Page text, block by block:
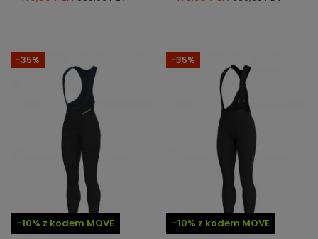
-10% z kodem MOVE
-35%
-10% z kodem MOVE
-35%